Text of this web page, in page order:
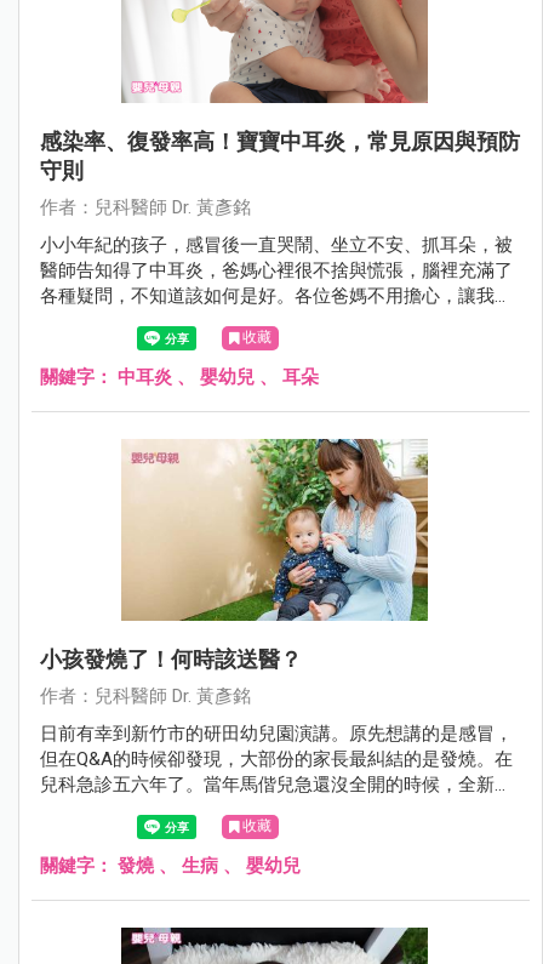
感染率、復發率高！寶寶中耳炎，常見原因與預防
守則
作者：兒科醫師 Dr. 黃彥銘
小小年紀的孩子，感冒後一直哭鬧、坐立不安、抓耳朵，被
醫師告知得了中耳炎，爸媽心裡很不捨與慌張，腦裡充滿了
各種疑問，不知道該如何是好。各位爸媽不用擔心，讓我們
一起來了解中耳炎，並且知道該怎麼好好幫助寶寶。
收藏
關鍵字： 中耳炎 、 嬰幼兒 、 耳朵
小孩發燒了！何時該送醫？
作者：兒科醫師 Dr. 黃彥銘
日前有幸到新竹市的研田幼兒園演講。原先想講的是感冒，
但在Q&A的時候卻發現，大部份的家長最糾結的是發燒。在
兒科急診五六年了。當年馬偕兒急還沒全開的時候，全新竹
縣市退不了燒的孩子幾乎全都擠來這裡，我想我還算有資格
在這裡教大家幾招，在面對發燒，爸媽如何處置與辨別方
法。
收藏
關鍵字： 發燒、 生病 、 嬰幼兒